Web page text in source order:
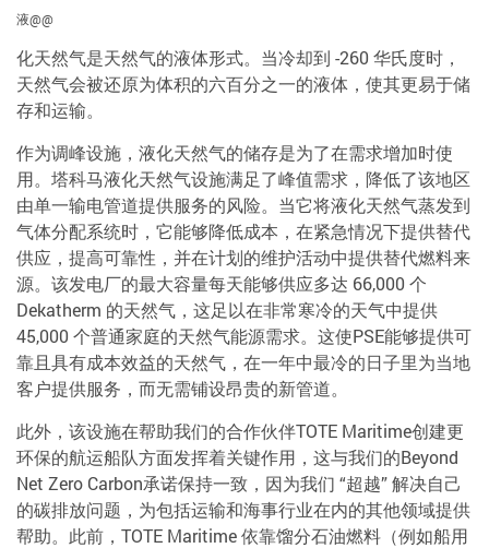
液@@
化天然气是天然气的液体形式。当冷却到 -260 华氏度时，
天然气会被还原为体积的六百分之一的液体，使其更易于储
存和运输。
作为调峰设施，液化天然气的储存是为了在需求增加时使
用。塔科马液化天然气设施满足了峰值需求，降低了该地区
由单一输电管道提供服务的风险。当它将液化天然气蒸发到
气体分配系统时，它能够降低成本，在紧急情况下提供替代
供应，提高可靠性，并在计划的维护活动中提供替代燃料来
源。该发电厂的最大容量每天能够供应多达 66,000 个
Dekatherm 的天然气，这足以在非常寒冷的天气中提供
45,000 个普通家庭的天然气能源需求。这使PSE能够提供可
靠且具有成本效益的天然气，在一年中最冷的日子里为当地
客户提供服务，而无需铺设昂贵的新管道。
此外，该设施在帮助我们的合作伙伴TOTE Maritime创建更
环保的航运船队方面发挥着关键作用，这与我们的Beyond
Net Zero Carbon承诺保持一致，因为我们 “超越” 解决自己
的碳排放问题，为包括运输和海事行业在内的其他领域提供
帮助。此前，TOTE Maritime 依靠馏分石油燃料（例如船用